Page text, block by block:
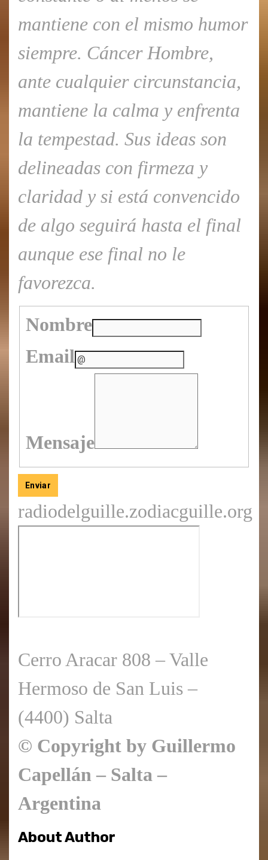
mantiene con el mismo humor
siempre. Cáncer Hombre,
ante cualquier circunstancia,
mantiene la calma y enfrenta
la tempestad. Sus ideas son
delineadas con firmeza y
claridad y si está convencido
de algo seguirá hasta el final
aunque ese final no le
favorezca.
Nombre
Email
Mensaje
Enviar
radiodelguille.zodiacguille.org
Cerro Aracar 808 – Valle
Hermoso de San Luis –
(4400) Salta
© Copyright by Guillermo
Capellán – Salta –
Argentina
About Author